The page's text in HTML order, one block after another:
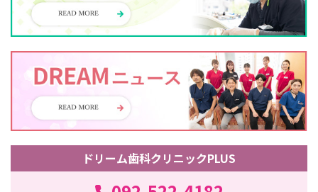
ドリーム歯科クリニックPLUS